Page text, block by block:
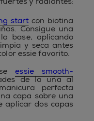
start con biotina
Consigue una
base, aplicando
y seca antes
essie favorito.
essie smooth-
de la uña al
perfecta
capa sobre una
aplicar dos capas